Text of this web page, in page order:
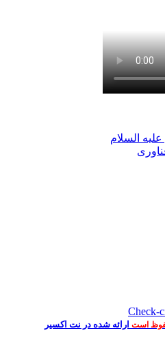
السلام
Check-
است ارائه شده در نت اکسیر